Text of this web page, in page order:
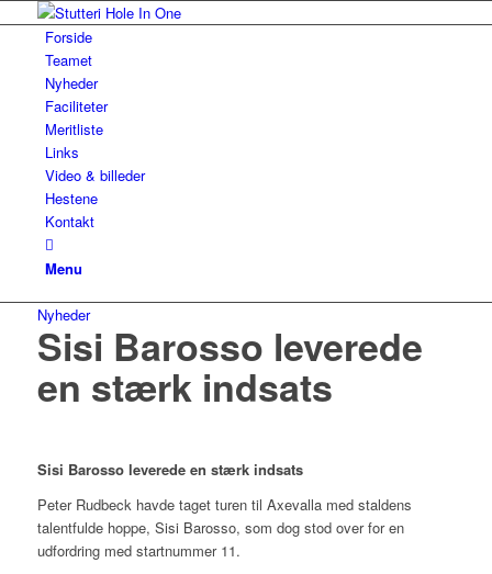
Forside
Teamet
Nyheder
Faciliteter
Meritliste
Links
Video & billeder
Hestene
Kontakt
Menu
Nyheder
Sisi Barosso leverede
en stærk indsats
Sisi Barosso leverede en stærk indsats
Peter Rudbeck havde taget turen til Axevalla med staldens
talentfulde hoppe, Sisi Barosso, som dog stod over for en
udfordring med startnummer 11.